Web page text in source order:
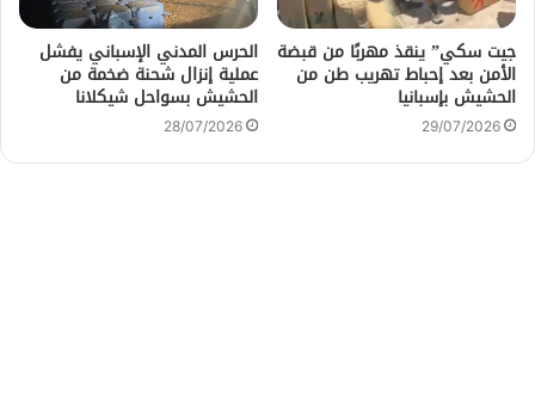
جيت سكي” ينقذ مهربًا من قبضة
الأمن بعد إحباط تهريب طن من
الحشيش بإسبانيا
29/07/2026
الحرس المدني الإسباني يفشل
عملية إنزال شحنة ضخمة من
الحشيش بسواحل شيكلانا
28/07/2026